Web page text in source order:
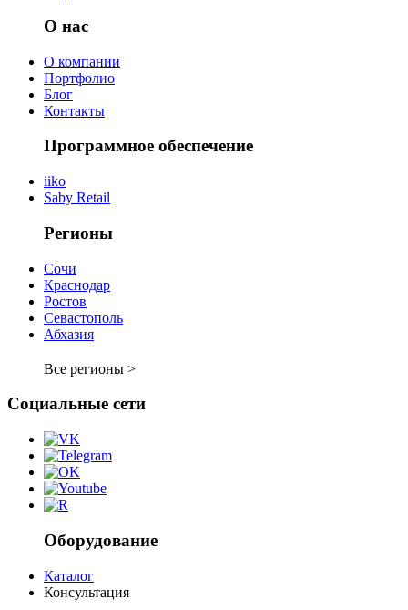
О нас
О компании
Портфолио
Блог
Контакты
Программное обеспечение
iiko
Saby Retail
Регионы
Сочи
Краснодар
Ростов
Севастополь
Абхазия
Все регионы >
Социальные сети
Оборудование
Каталог
Консультация